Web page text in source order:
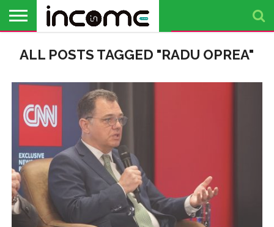
PROFIL DE
ANTREPRENOR
BUSINESS
ANALIZE
OPINII
FINANȚE
PERSONALE
TIMP
LIBER
ALL POSTS TAGGED "RADU OPREA"